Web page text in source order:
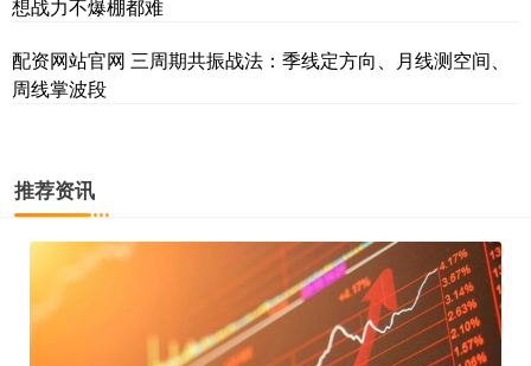
想战力不爆棚都难
配资网站官网 三周期共振战法：季线定方向、月线测空间、
周线掌波段
推荐资讯